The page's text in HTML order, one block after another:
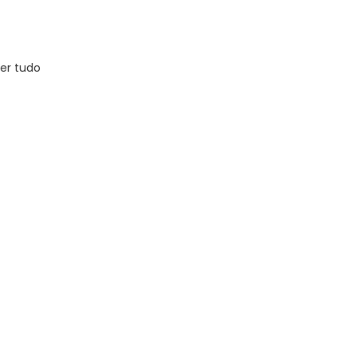
tudo